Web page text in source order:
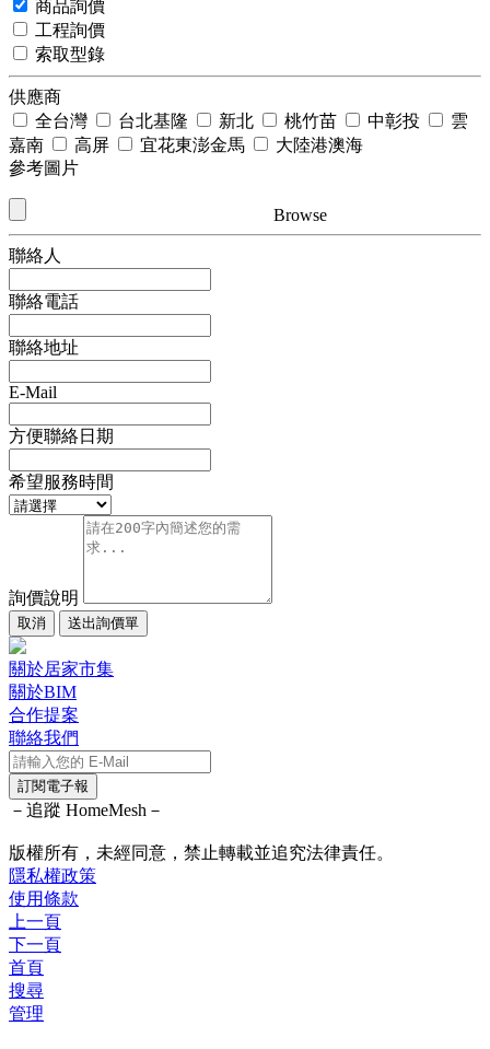
商品詢價
工程詢價
索取型錄
供應商
全台灣
台北基隆 新北 桃竹苗 中彰投
雲
嘉南
高屏 宜花東澎金馬
大陸港澳海
參考圖片
Browse
聯絡人
聯絡電話
聯絡地址
E-Mail
方便聯絡日期
希望服務時間
詢價說明
取消 送出詢價單
關於居家市集
關於BIM
合作提案
聯絡我們
訂閱電子報
－追蹤 HomeMesh－
版權所有，未經同意，禁止轉載並追究法律責任。
隱私權政策
使用條款
上一頁
下一頁
首頁
搜尋
管理